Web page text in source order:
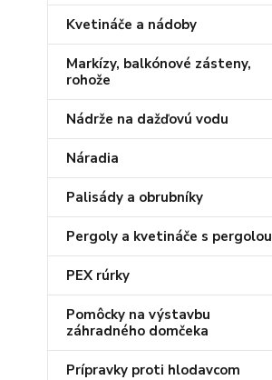
Kvetináče a nádoby
Markízy, balkónové zásteny,
rohože
Nádrže na dažďovú vodu
Náradia
Palisády a obrubníky
Pergoly a kvetináče s pergolou
PEX rúrky
Pomôcky na výstavbu
záhradného domčeka
Prípravky proti hlodavcom